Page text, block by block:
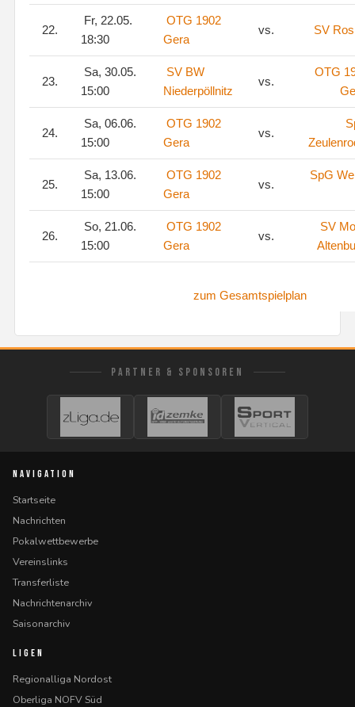
22.
Fr, 22.05.
18:30
OTG 1902
Gera
vs. SV
23.
Sa, 30.05.
15:00
SV BW
Niederpöllnitz
vs.
OTG
24.
Sa, 06.06.
15:00
OTG 1902
Gera
vs.
25.
Sa, 13.06.
15:00
OTG 1902
Gera
vs.
SpG
26.
So, 21.06.
15:00
OTG 1902
Gera
vs.
SV
zum Gesamtspielplan
PARTNER & SPONSOREN
NAVIGATION
Startseite
Nachrichten
Pokalwettbewerbe
Vereinslinks
Transferliste
Nachrichtenarchiv
Saisonarchiv
LIGEN
Regionalliga Nordost
Oberliga NOFV Süd